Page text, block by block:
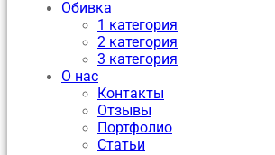
Обивка
1 категория
2 категория
3 категория
О нас
Контакты
Отзывы
Портфолио
Статьи